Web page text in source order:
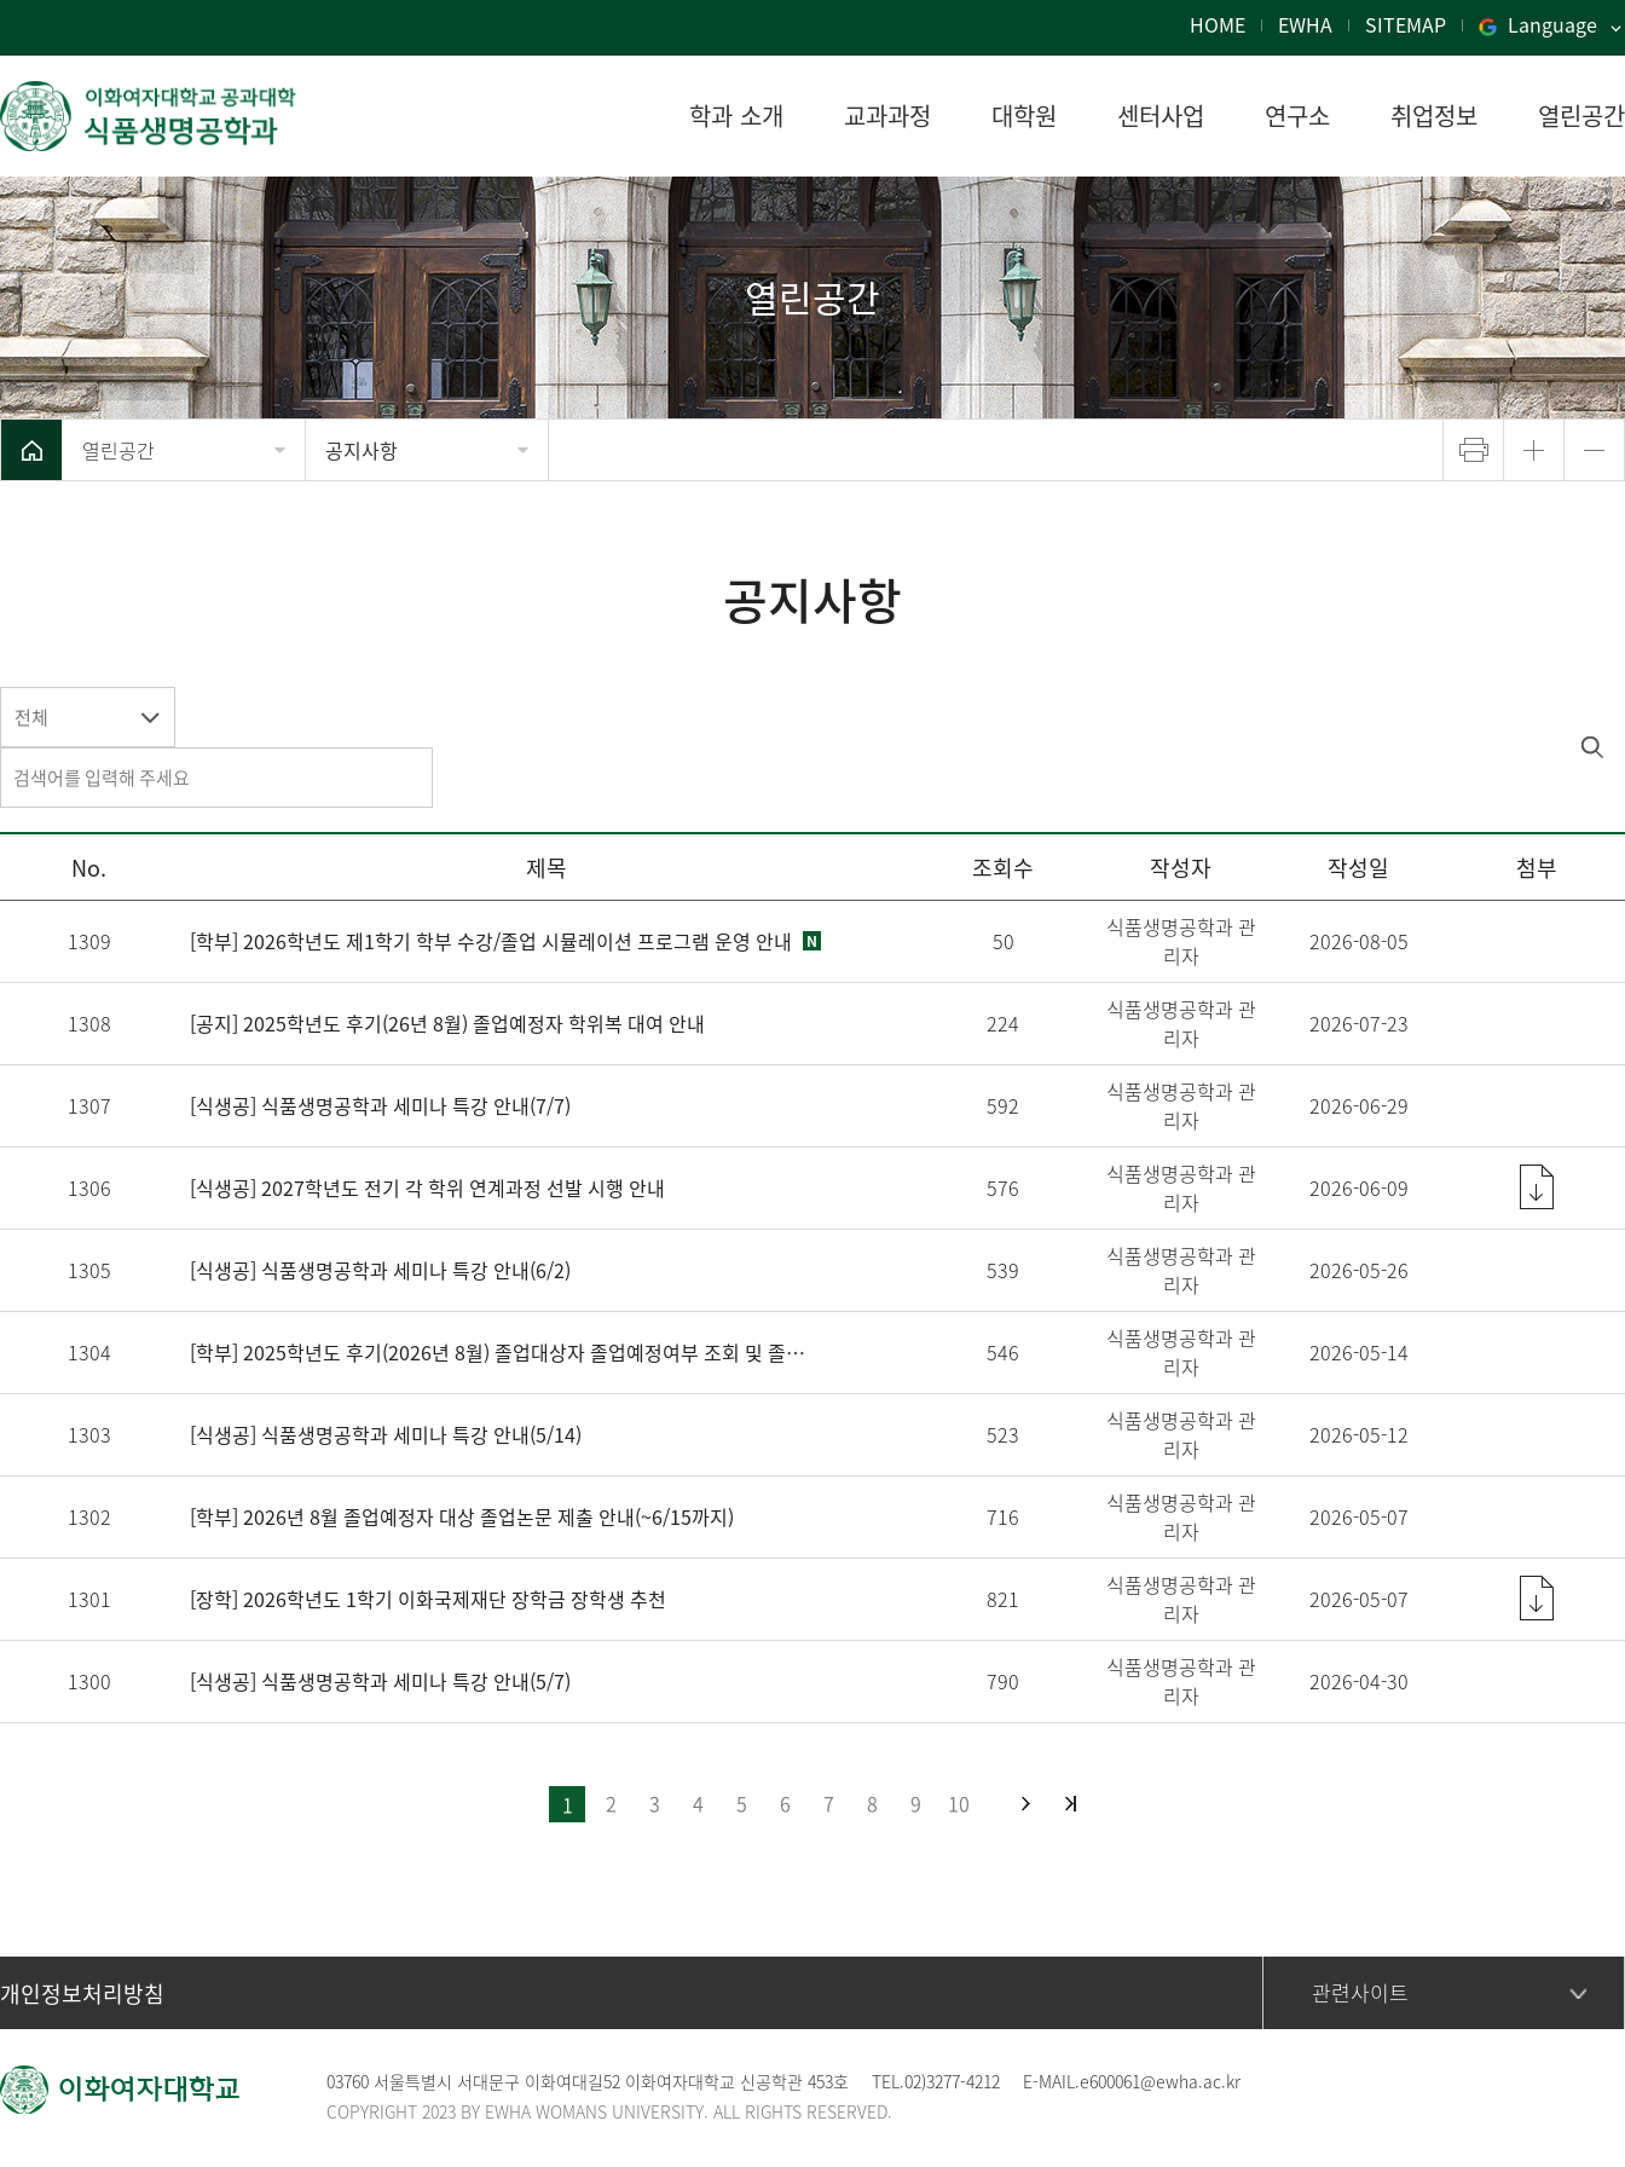
HOME EWHA SITEMAP Language
학과 소개 교과과정 대학원 센터사업 연구소 취업정보 열린공간
열린공간
열린공간 공지사항
공지사항
전체
No. 제목 조회수 작성자 작성일 첨부
1309 [학부] 2026학년도 제1학기 학부 수강/졸업 시뮬레이션 프로그램 운영 안내 N 50
식품생명공학과 관
리자
2026-08-05
1308 [공지] 2025학년도 후기(26년 8월) 졸업예정자 학위복 대여 안내 224
식품생명공학과 관
리자
2026-07-23
1307 [식생공] 식품생명공학과 세미나 특강 안내(7/7) 592
식품생명공학과 관
리자
2026-06-29
1306 [식생공] 2027학년도 전기 각 학위 연계과정 선발 시행 안내 576
식품생명공학과 관
리자
2026-06-09
1305 [식생공] 식품생명공학과 세미나 특강 안내(6/2) 539
식품생명공학과 관
리자
2026-05-26
1304 [학부] 2025학년도 후기(2026년 8월) 졸업대상자 졸업예정여부 조회 및 졸업 의사 신청 안내(~05/18) 546
식품생명공학과 관
리자
2026-05-14
1303 [식생공] 식품생명공학과 세미나 특강 안내(5/14) 523
식품생명공학과 관
리자
2026-05-12
1302 [학부] 2026년 8월 졸업예정자 대상 졸업논문 제출 안내(~6/15까지) 716
식품생명공학과 관
리자
2026-05-07
1301 [장학] 2026학년도 1학기 이화국제재단 장학금 장학생 추천 821
식품생명공학과 관
리자
2026-05-07
1300 [식생공] 식품생명공학과 세미나 특강 안내(5/7) 790
식품생명공학과 관
리자
2026-04-30
1 2 3 4 5 6 7 8 9 10
개인정보처리방침 관련사이트
03760 서울특별시 서대문구 이화여대길52 이화여자대학교 신공학관 453호 TEL.02)3277-4212 E-MAIL.e600061@ewha.ac.kr
COPYRIGHT 2023 BY EWHA WOMANS UNIVERSITY. ALL RIGHTS RESERVED.